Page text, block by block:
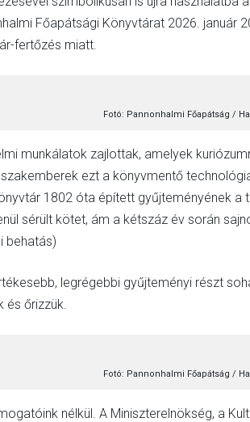
Főapátsági Könyvtárat 2026. január
fertőzés miatt.
Fotó: Pannonhalmi Főapátság /
munkálatok zajlottak, amelyek
ezt a könyvmentő
1802 óta épített gyűjteményének a
sérült kötet, ám a kétszáz év során
behatás)
legrégebbi gyűjteményi részt
és őrizzük.
Fotó: Pannonhalmi Főapátság /
nélkül. A Miniszterelnökség, a